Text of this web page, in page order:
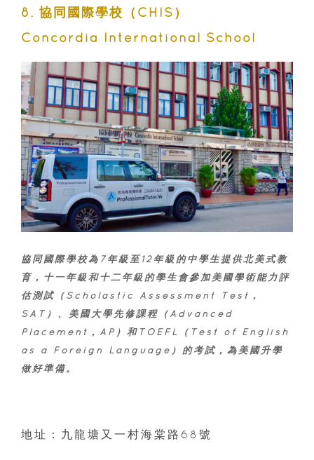
8. 協同國際學校（CHIS）
Concordia International School
協同國際學校為7年級至12年級的中學生提供北美式教
育，十一年級和十二年級的學生會參加美國學術能力評
估測試（Scholastic Assessment Test，
SAT）、美國大學先修課程（Advanced
Placement，AP）和TOEFL（Test of English
as a Foreign Language）的考試，為美國升學
做好準備。
地址：九龍塘又一村海棠路68號